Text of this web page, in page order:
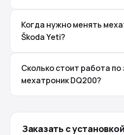
Когда нужно менять
Škoda Yeti?
Сколько стоит работа по
мехатроник DQ200?
Заказать с установкой